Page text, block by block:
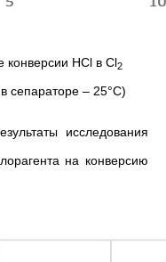
конверсии HCl в Cl2
сепараторе – 25°С)
исследования
на конверсию